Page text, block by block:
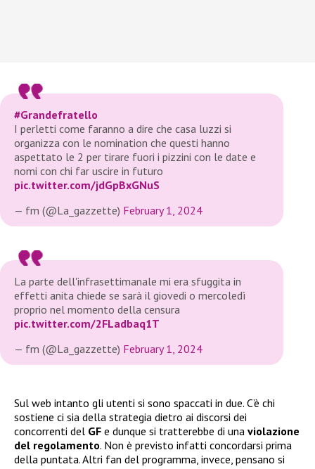
#Grandefratello
I perletti come faranno a dire che casa luzzi si
organizza con le nomination che questi hanno
aspettato le 2 per tirare fuori i pizzini con le date e
nomi con chi far uscire in futuro
pic.twitter.com/jdGpBxGNuS
— fm (@La_gazzette) February 1, 2024
La parte dell'infrasettimanale mi era sfuggita in
effetti anita chiede se sarà il giovedi o mercoledì
proprio nel momento della censura
pic.twitter.com/2FLadbaq1T
— fm (@La_gazzette) February 1, 2024
Sul web intanto gli utenti si sono spaccati in due. C’è chi
sostiene ci sia della strategia dietro ai discorsi dei
concorrenti del GF e dunque si tratterebbe di una violazione
del regolamento. Non è previsto infatti concordarsi prima
della puntata. Altri fan del programma, invece, pensano si